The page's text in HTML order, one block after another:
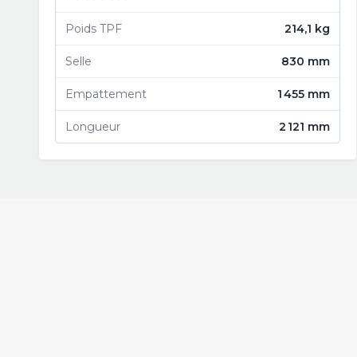
Poids TPF 214,1 kg
Selle 830 mm
Empattement 1 455 mm
Longueur 2 121 mm